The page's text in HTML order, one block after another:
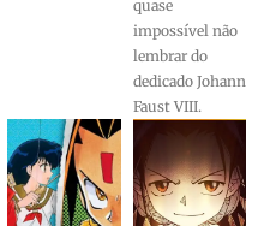
quase
impossível não
lembrar do
dedicado Johann
Faust VIII.